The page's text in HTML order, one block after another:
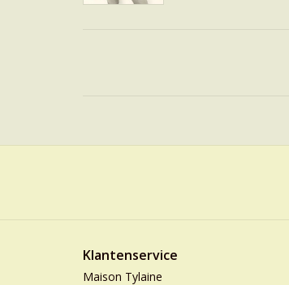
Klantenservice
Maison Tylaine